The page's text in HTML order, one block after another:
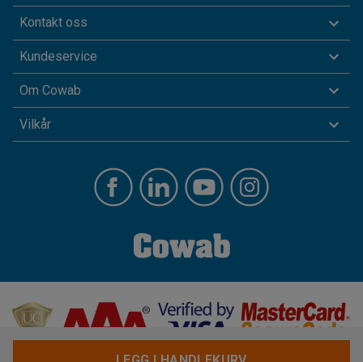
Kontakt oss
Kundeservice
Om Cowab
Vilkår